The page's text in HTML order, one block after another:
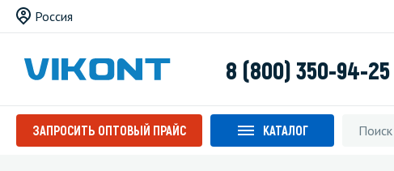
Россия
8 (800) 350-94-25
ЗАПРОСИТЬ ОПТОВЫЙ ПРАЙС КАТАЛОГ